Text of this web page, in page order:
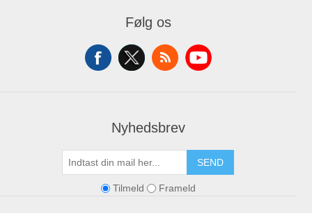
Følg os
Nyhedsbrev
SEND
Tilmeld Frameld